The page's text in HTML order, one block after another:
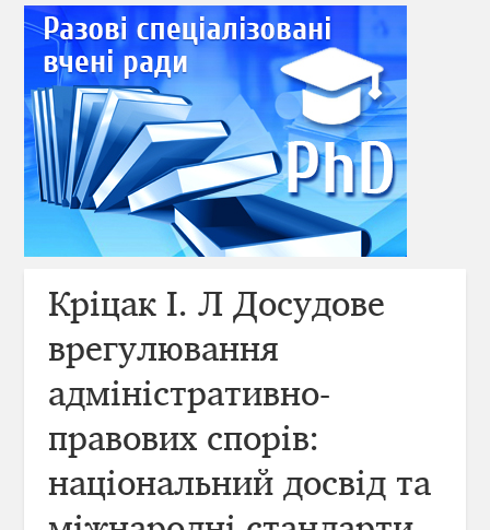
Кріцак І. Л Досудове
врегулювання
адміністративно-
правових спорів:
національний досвід та